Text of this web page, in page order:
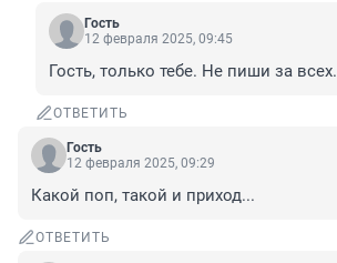
Гость
12 февраля 2025, 09:45
Гость, только тебе. Не пиши за всех.
ОТВЕТИТЬ
Гость
12 февраля 2025, 09:29
Какой поп, такой и приход...
ОТВЕТИТЬ